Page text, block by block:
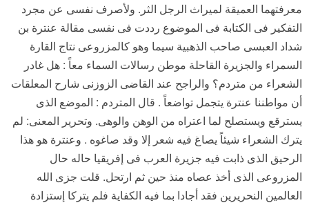
معرفتهما العميقة لميراث الرجل الثر. ولأصرف نفسى عن مجرد
التفكير فى الكتابة فى الموضوع رددت فى نفسى مقالة عنترة بن
شداد العبسى صاحب الذهبية سيما وهو كالمزروعى نتاج القارة
السمراء والجزيرة القاحلة موطن رسالات السماء معاً : هل غادر
الشعراء من متردم؟ والراجح عند القاضى الزوزنى شارح المعلقات
أن مواطننا عنترة يتجمل تواضعاً . قال المتردم : الموضع الذى
يسترقع ويستصلح لما اعتراه من الوهن والوهى. وتحرير المعنى: لم
يترك الشعراء شيئاً يصاغ فيه شعر إلا وقد صاغوه . وعنترة هو هذا
الرحيق الذى ذابت فيه جزيرة العرب فى إفريقيا حاله حال
المزروعى الذى أخذ عصاه منذ حين ثم ارتحل. قلت جزى الله
العالمين النحريرين فقد أجادا بما فيه الكفاية فلم يتركا إستزادة